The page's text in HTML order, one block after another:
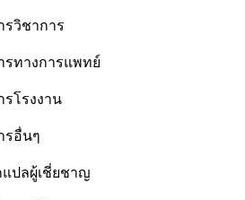
รวิชาการ
รทางการแพทย์
โรงงาน
รอื่นๆ
ปลผู้เชี่ยชาญ